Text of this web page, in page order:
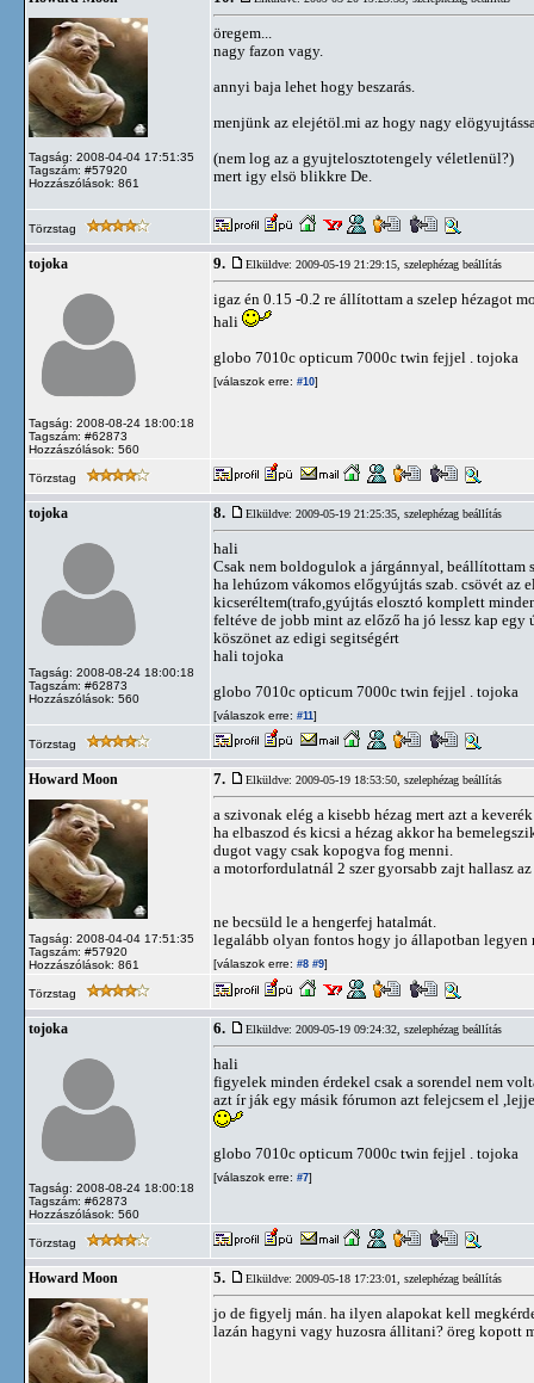
Tagság: 2008-04-04 17:51:35
Tagszám: #57920
Hozzászólások: 861
öregem...
nagy fazon vagy.
annyi baja lehet hogy beszarás.
menjünk az elejétöl.mi az hogy nagy
(nem log az a gyujtelosztotengely véletlenül?)
mert igy elsö blikkre De.
Törzstag
tojoka
Tagság: 2008-08-24 18:00:18
Tagszám: #62873
Hozzászólások: 560
9. Elküldve: 2009-05-19 21:29:15, szelephézag beállítás
igaz én 0.15 -0.2 re állítottam a szelep hézagot
hali
globo 7010c opticum 7000c twin fejjel . tojoka
[válaszok erre: #10]
Törzstag
tojoka
Tagság: 2008-08-24 18:00:18
Tagszám: #62873
Hozzászólások: 560
8. Elküldve: 2009-05-19 21:25:35, szelephézag beállítás
hali
Csak nem boldogulok a járgánnyal, beállítottam
ha lehúzom vákomos előgyújtás szab. csövét
kicseréltem(trafo,gyújtás elosztó komplett
feltéve de jobb mint az előző ha jó lessz kap
köszönet az edigi segitségért
hali tojoka
globo 7010c opticum 7000c twin fejjel . tojoka
[válaszok erre: #11]
Törzstag
Howard Moon
Tagság: 2008-04-04 17:51:35
Tagszám: #57920
Hozzászólások: 861
7. Elküldve: 2009-05-19 18:53:50, szelephézag beállítás
a szivonak elég a kisebb hézag mert azt a
ha elbaszod és kicsi a hézag akkor ha
dugot vagy csak kopogva fog menni.
a motorfordulatnál 2 szer gyorsabb zajt hallasz
ne becsüld le a hengerfej hatalmát.
legalább olyan fontos hogy jo állapotban legyen
[válaszok erre: #8 #9]
Törzstag
tojoka
Tagság: 2008-08-24 18:00:18
Tagszám: #62873
Hozzászólások: 560
6. Elküldve: 2009-05-19 09:24:32, szelephézag beállítás
hali
figyelek minden érdekel csak a sorendel nem
azt ír ják egy másik fórumon azt felejcsem el
globo 7010c opticum 7000c twin fejjel . tojoka
[válaszok erre: #7]
Törzstag
Howard Moon 5. Elküldve: 2009-05-18 17:23:01, szelephézag beállítás
jo de figyelj mán. ha ilyen alapokat kell
lazán hagyni vagy huzosra állitani? öreg kopott